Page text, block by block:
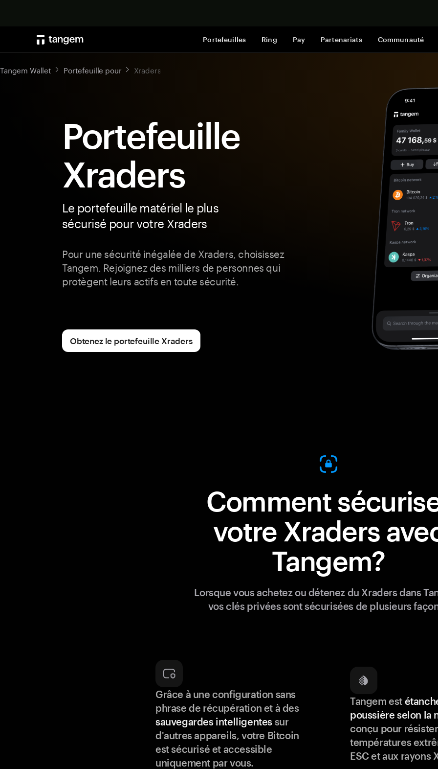
Portefeuilles Ring Pay Partenariats Communauté
Tangem Wallet Portefeuille pour Xraders
Portefeuille
Xraders
Le portefeuille matériel le plus
sécurisé pour votre Xraders
Pour une sécurité inégalée de Xraders, choisissez
Tangem. Rejoignez des milliers de personnes qui
protègent leurs actifs en toute sécurité.
Obtenez le portefeuille Xraders
Comment
votre Xraders
Tangem?
Lorsque vous achetez ou détenez du Xraders dans
vos clés privées sont sécurisées de plusieurs
Grâce à une configuration sans
phrase de récupération et à des
sauvegardes intelligentes sur
d'autres appareils, votre Bitcoin
est sécurisé et accessible
uniquement par vous.
Tangem est
poussière selon la
conçu pour
températures
ESC et aux rayons